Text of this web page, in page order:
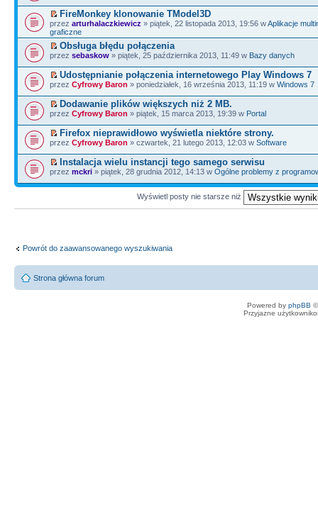
FireMonkey klonowanie TModel3D
przez arturhalaczkiewicz » piątek, 22 listopada 2013, 19:56 wAplikacje
graficzne
Obsługa błędu połączenia
przez sebaskow » piątek, 25 października 2013, 11:49 w Bazy danych
Udostępnianie połączenia internetowego Play Windows 7
przez Cyfrowy Baron » poniedziałek, 16 września 2013, 11:19 w Windows 7
Dodawanie plików większych niż 2 MB.
przez Cyfrowy Baron » piątek, 15 marca 2013, 19:39 w Portal
Firefox nieprawidłowo wyświetla niektóre strony.
przez Cyfrowy Baron » czwartek, 21 lutego 2013, 12:03 w Software
Instalacja wielu instancji tego samego serwisu
przez mckri » piątek, 28 grudnia 2012, 14:13 w Ogólne problemy z
Wyświetl posty nie starsze niż
Powrót do zaawansowanego wyszukiwania
Strona główna forum
Powered by phpBB
Przyjazne